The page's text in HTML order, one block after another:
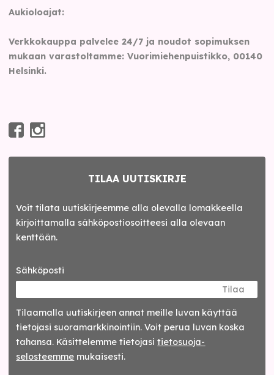
Aukioloajat:
Verkkokauppa palvelee 24/7 ja noudot sopimuksen
mukaan varastoltamme: Vuorimiehenpuistikko, 00140
Helsinki.
TILAA UUTISKIRJE
Voit tilata uutiskirjeemme alla olevalla lomakkeella
kirjoittamalla sähköpostiosoitteesi alla olevaan
kenttään.
Sähköposti
Tilaa
Tilaamalla uutis­kirjeen annat meille luvan käyttää
tietojasi suora­markkinointiin. Voit perua luvan koska
tahansa. Käsittelemme tietojasitieto­suoja­
selosteemme mukaisesti.